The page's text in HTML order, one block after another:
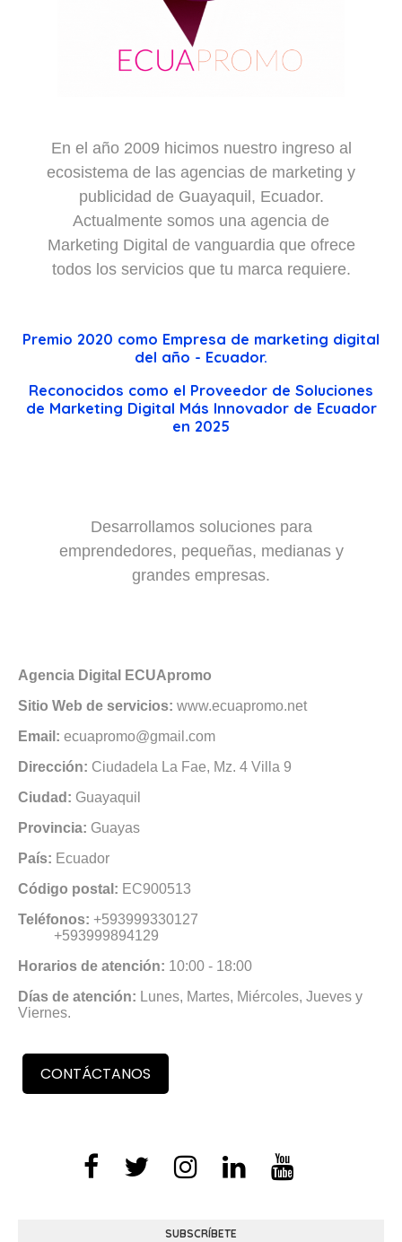
En el año 2009 hicimos nuestro ingreso al
ecosistema de las agencias de marketing y
publicidad de Guayaquil, Ecuador.
Actualmente somos una agencia de
Marketing Digital de vanguardia que ofrece
todos los servicios que tu marca requiere.
Premio 2020 como Empresa de marketing digital
del año - Ecuador.
Reconocidos como el Proveedor de Soluciones
de Marketing Digital Más Innovador de Ecuador
en 2025
Desarrollamos soluciones para
emprendedores, pequeñas, medianas y
grandes empresas.
Agencia Digital ECUApromo
Sitio Web de servicios: www.ecuapromo.net
Email: ecuapromo@gmail.com
Dirección: Ciudadela La Fae, Mz. 4 Villa 9
Ciudad: Guayaquil
Provincia: Guayas
País: Ecuador
Código postal: EC900513
Teléfonos: +593999330127
+593999894129
Horarios de atención: 10:00 - 18:00
Días de atención: Lunes, Martes, Miércoles, Jueves y
Viernes.
CONTÁCTANOS
SUBSCRÍBETE